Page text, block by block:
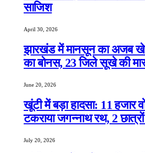
साजिश
April 30, 2026
झारखंड में मानसून का अजब
का बोनस, 23 जिले सूखे की
June 20, 2026
खूंटी में बड़ा हादसा: 11 हजार
टकराया जगन्नाथ रथ, 2
July 20, 2026